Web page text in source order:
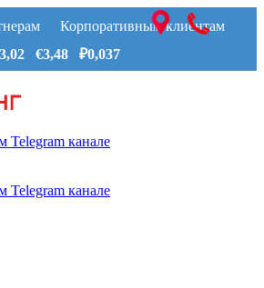
Корпоративным клиентам
€3,48 ₽0,037
Telegram канале
Telegram канале